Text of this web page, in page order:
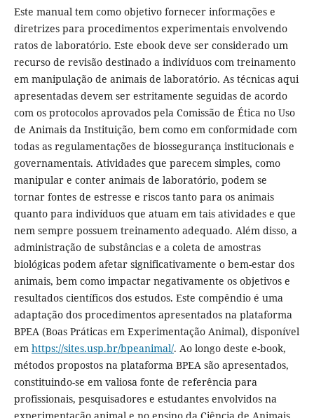
Este manual tem como objetivo fornecer informações e
diretrizes para procedimentos experimentais envolvendo
ratos de laboratório. Este ebook deve ser considerado um
recurso de revisão destinado a indivíduos com treinamento
em manipulação de animais de laboratório. As técnicas aqui
apresentadas devem ser estritamente seguidas de acordo
com os protocolos aprovados pela Comissão de Ética no Uso
de Animais da Instituição, bem como em conformidade com
todas as regulamentações de biossegurança institucionais e
governamentais. Atividades que parecem simples, como
manipular e conter animais de laboratório, podem se
tornar fontes de estresse e riscos tanto para os animais
quanto para indivíduos que atuam em tais atividades e que
nem sempre possuem treinamento adequado. Além disso, a
administração de substâncias e a coleta de amostras
biológicas podem afetar significativamente o bem-estar dos
animais, bem como impactar negativamente os objetivos e
resultados científicos dos estudos. Este compêndio é uma
adaptação dos procedimentos apresentados na plataforma
BPEA (Boas Práticas em Experimentação Animal), disponível
em https://sites.usp.br/bpeanimal/. Ao longo deste e-book,
métodos propostos na plataforma BPEA são apresentados,
constituindo-se em valiosa fonte de referência para
profissionais, pesquisadores e estudantes envolvidos na
experimentação animal e no ensino da Ciência de Animais